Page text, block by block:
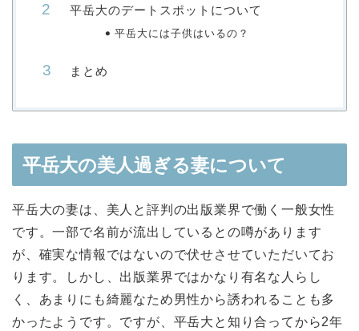
平岳大のデートスポットについて
平岳大には子供はいるの？
まとめ
平岳大の美人過ぎる妻について
平岳大の妻は、美人と評判の出版業界で働く一般女性
です。一部で名前が流出しているとの噂があります
が、確実な情報ではないので伏せさせていただいてお
ります。しかし、出版業界ではかなり有名な人らし
く、あまりにも綺麗なため男性から誘われることも多
かったようです。ですが、平岳大と知り合ってから2年